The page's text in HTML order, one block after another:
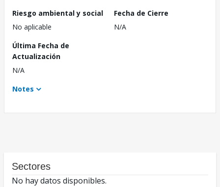
Riesgo ambiental y social
No aplicable
Fecha de Cierre
N/A
Última Fecha de
Actualización
N/A
Notes
Sectores
No hay datos disponibles.